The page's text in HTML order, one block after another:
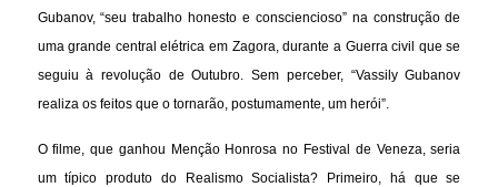
Gubanov, “seu trabalho honesto e consciencioso” na construção de
uma grande central elétrica em Zagora, durante a Guerra civil que se
seguiu à revolução de Outubro. Sem perceber, “Vassily Gubanov
realiza os feitos que o tornarão, postumamente, um herói”.
O filme, que ganhou Menção Honrosa no Festival de Veneza, seria
um típico produto do Realismo Socialista? Primeiro, há que se